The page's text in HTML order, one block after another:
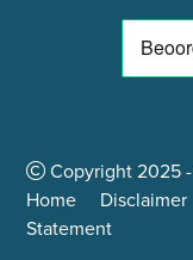
Copyright2025
Home
Disclaimer
Statement